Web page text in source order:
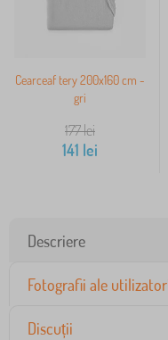
Cearceaf tery 200x160 cm -
gri
177lei
141 lei
Descriere
Fotografii ale
Discuții